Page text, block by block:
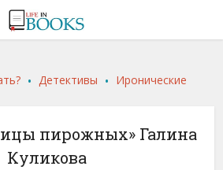
. Детективы . Иронические
пирожных» Галина
Куликова